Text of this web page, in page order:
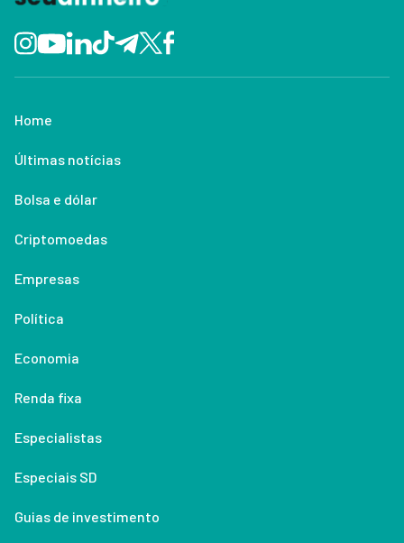
Home
Últimas notícias
Bolsa e dólar
Criptomoedas
Empresas
Política
Economia
Renda fixa
Especialistas
Especiais SD
Guias de investimento